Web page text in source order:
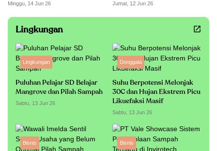
Minggu, 14 Jun 26 Jumat, 12 Jun 26
Lingkungan
Lingkungan
Puluhan Pelajar SD Belajar
Mangrove dan Pilah Sampah
Sabtu, 13 Jun 26
Donggala
Suhu Berpotensi Melonjak
30C dan Hujan Ekstrem Picu
Likuefaksi Masif
Sabtu, 13 Jun 26
Bisnis Bisnis